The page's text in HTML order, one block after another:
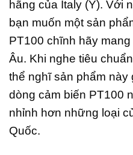
hãng của Italy (Ý). Với
bạn muốn một sản
PT100 chĩnh hãy
Âu. Khi nghe tiêu
thể nghĩ sản phẩm này
dòng cảm biến PT100
nhỉnh hơn những loại
Quốc.